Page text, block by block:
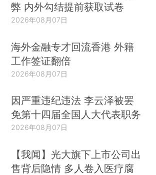
弊 内外勾结提前获取试卷
2026年08月07日
海外金融专才回流香港 外籍
工作签证翻倍
2026年08月07日
因严重违纪违法 李云泽被罢
免第十四届全国人大代表职务
2026年08月07日
【我闻】光大旗下上市公司出
售背后隐情 多人卷入医疗腐